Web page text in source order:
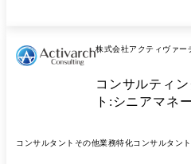
事例】 ●大手小売企業様/戦略コンサル
サルティング 勘定系システムにおけ
大手証券企業様/ITコンサルティング
株式会社アクティヴァー
コンサルティ
ト:シニアマネ
コンサルタント その他業務特化コンサルタント